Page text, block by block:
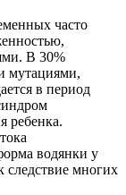
часто
В 30%
мутациями,
в период
ребенка.
водянки у
следствие многих